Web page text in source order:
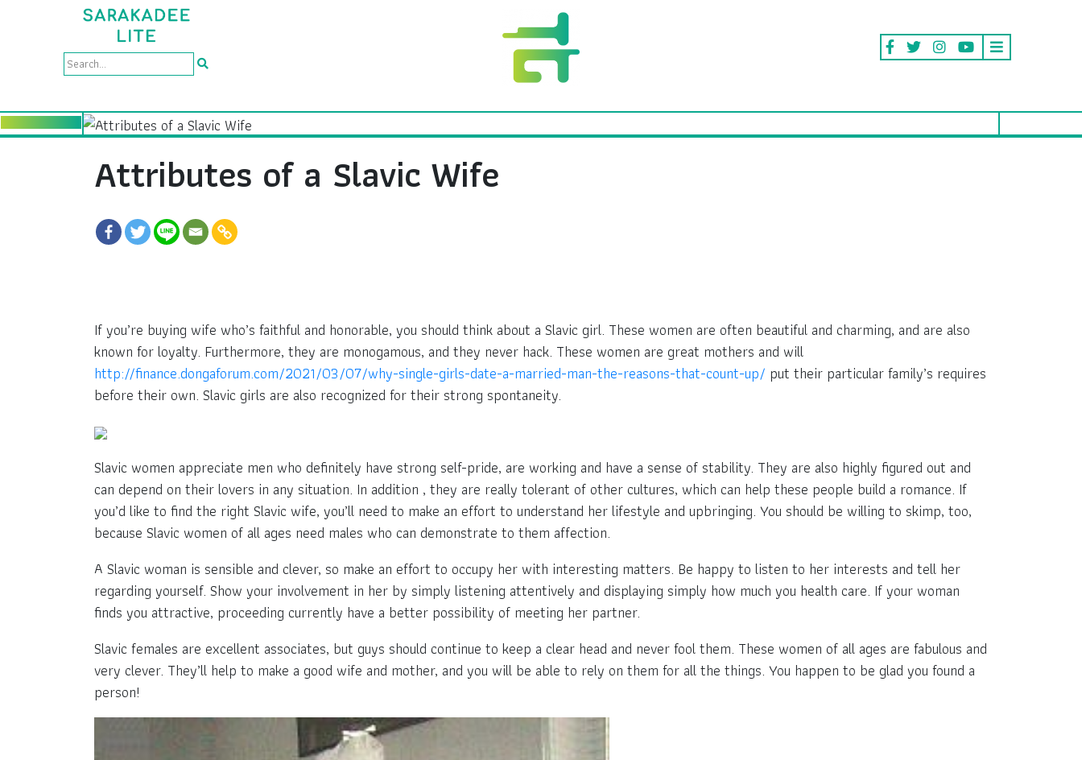
Attributes of a Slavic Wife
If you’re buying wife who’s faithful and honorable, you should think about a Slavic girl. These women are often beautiful and charming, and are also
known for loyalty. Furthermore, they are monogamous, and they never hack. These women are great mothers and will
http://finance.dongaforum.com/2021/03/07/why-single-girls-date-a-married-man-the-reasons-that-count-up/ put their particular family’s requires
before their own. Slavic girls are also recognized for their strong spontaneity.
Slavic women appreciate men who definitely have strong self-pride, are working and have a sense of stability. They are also highly figured out and
can depend on their lovers in any situation. In addition , they are really tolerant of other cultures, which can help these people build a romance. If
you’d like to find the right Slavic wife, you’ll need to make an effort to understand her lifestyle and upbringing. You should be willing to skimp, too,
because Slavic women of all ages need males who can demonstrate to them affection.
A Slavic woman is sensible and clever, so make an effort to occupy her with interesting matters. Be happy to listen to her interests and tell her
regarding yourself. Show your involvement in her by simply listening attentively and displaying simply how much you health care. If your woman
finds you attractive, proceeding currently have a better possibility of meeting her partner.
Slavic females are excellent associates, but guys should continue to keep a clear head and never fool them. These women of all ages are fabulous and
very clever. They’ll help to make a good wife and mother, and you will be able to rely on them for all the things. You happen to be glad you found a
person!